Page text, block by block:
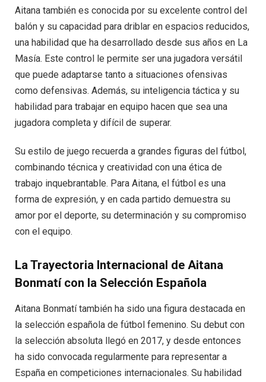
Aitana también es conocida por su excelente control del
balón y su capacidad para driblar en espacios reducidos,
una habilidad que ha desarrollado desde sus años en La
Masía. Este control le permite ser una jugadora versátil
que puede adaptarse tanto a situaciones ofensivas
como defensivas. Además, su inteligencia táctica y su
habilidad para trabajar en equipo hacen que sea una
jugadora completa y difícil de superar.
Su estilo de juego recuerda a grandes figuras del fútbol,
combinando técnica y creatividad con una ética de
trabajo inquebrantable. Para Aitana, el fútbol es una
forma de expresión, y en cada partido demuestra su
amor por el deporte, su determinación y su compromiso
con el equipo.
La Trayectoria Internacional de Aitana
Bonmatí con la Selección Española
Aitana Bonmatí también ha sido una figura destacada en
la selección española de fútbol femenino. Su debut con
la selección absoluta llegó en 2017, y desde entonces
ha sido convocada regularmente para representar a
España en competiciones internacionales. Su habilidad